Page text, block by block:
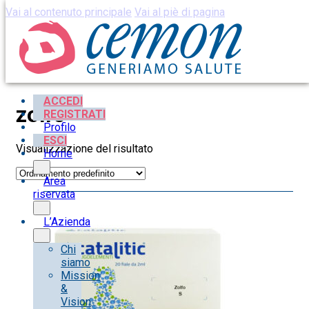
Vai al contenuto principale Vai al piè di pagina
ACCEDI
REGISTRATI
Profilo
ESCI
Home
Area
riservata
L’Azienda
Chi
siamo
Mission
&
Vision
zolfo
Visualizzazione del risultato